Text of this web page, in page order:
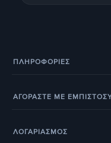
ΠΛΗΡΟΦΟΡΊΕΣ
ΑΓΟΡΑΣΤΕ ΜΕ
ΛΟΓΑΡΙΑΣΜΟΣ